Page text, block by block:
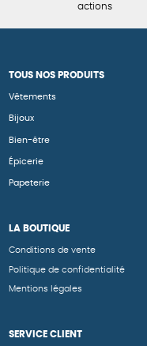
actions
TOUS NOS PRODUITS
Vêtements
Bijoux
Bien-être
Épicerie
Papeterie
LA BOUTIQUE
Conditions de vente
Politique de confidentialité
Mentions légales
SERVICE CLIENT